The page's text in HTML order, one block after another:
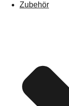
Zubehör